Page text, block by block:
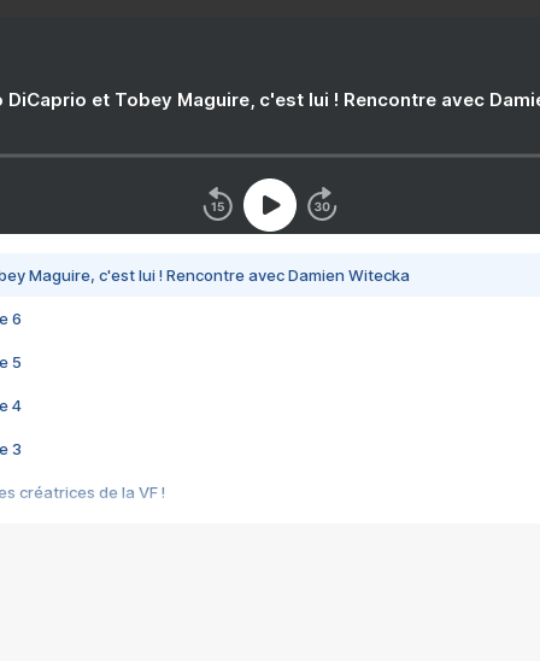
DiCaprio et Tobey Maguire, c'est lui ! Rencontre avec
Maguire, c'est lui ! Rencontre avec Damien Witecka
6
5
4
3
créatrices de la VF !